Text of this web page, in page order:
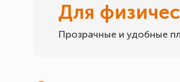
Для
Прозрачные и удобные